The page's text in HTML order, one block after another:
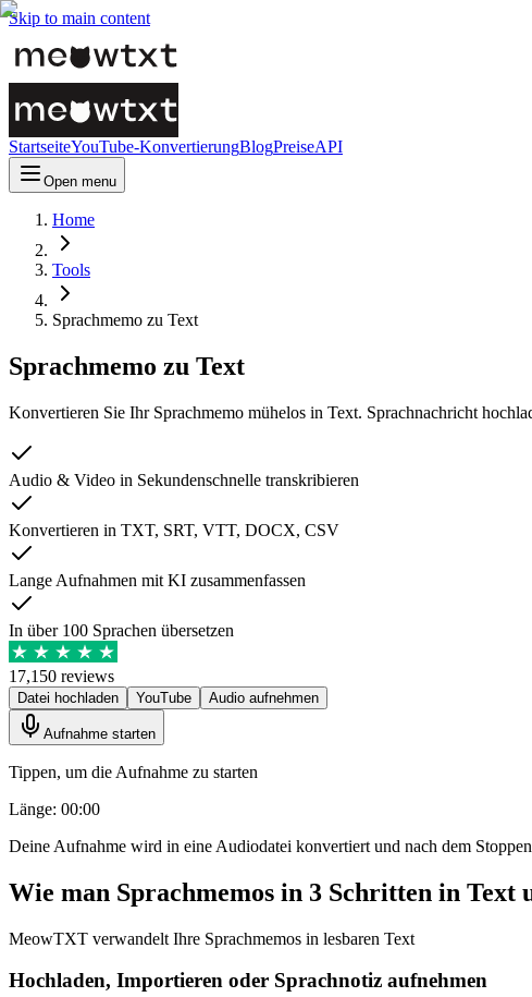
Skip to main content
StartseiteYouTube-KonvertierungBlogPreiseAPI
Open menu
Home
Tools
Sprachmemo zu Text
Sprachmemo zu Text
Konvertieren Sie Ihr Sprachmemo mühelos in Text. Sprachnachricht
Audio & Video in Sekundenschnelle transkribieren
Konvertieren in TXT, SRT, VTT, DOCX, CSV
Lange Aufnahmen mit KI zusammenfassen
In über 100 Sprachen übersetzen
17,150 reviews
Datei hochladen YouTube Audio aufnehmen
Aufnahme starten
Tippen, um die Aufnahme zu starten
Länge: 00:00
Deine Aufnahme wird in eine Audiodatei konvertiert und nach dem
Wie man Sprachmemos in 3 Schritten in Text
MeowTXT verwandelt Ihre Sprachmemos in lesbaren Text
Hochladen, Importieren oder Sprachnotiz aufnehmen